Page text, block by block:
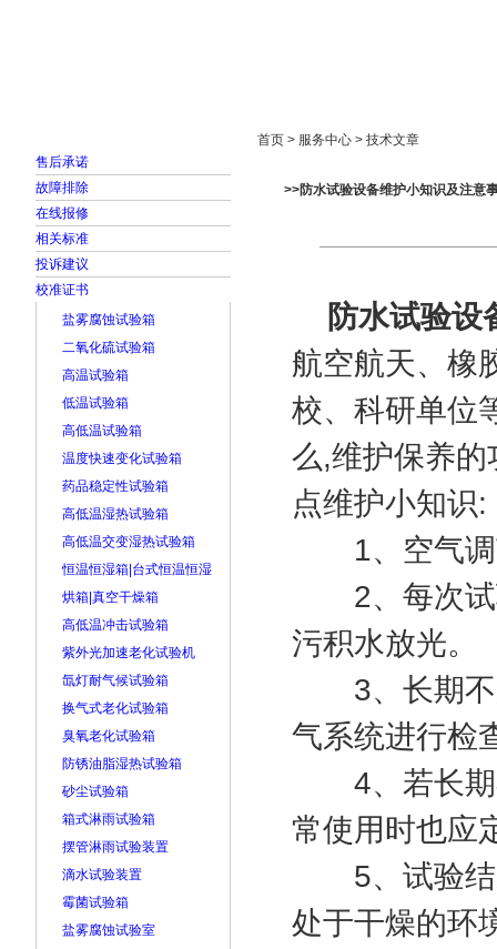
售后承诺
故障排除
在线报修
相关标准
投诉建议
校准证书
盐雾腐蚀试验箱
二氧化硫试验箱
高温试验箱
低温试验箱
高低温试验箱
温度快速变化试验箱
药品稳定性试验箱
高低温湿热试验箱
高低温交变湿热试验箱
恒温恒湿箱|台式恒温恒湿
烘箱|真空干燥箱
高低温冲击试验箱
紫外光加速老化试验机
氙灯耐气候试验箱
换气式老化试验箱
臭氧老化试验箱
防锈油脂湿热试验箱
砂尘试验箱
箱式淋雨试验箱
摆管淋雨试验装置
滴水试验装置
霉菌试验箱
盐雾腐蚀试验室
首页 > 服务中心 > 技术文章
>>防水试验设备维护小知识及注意
防水试验设
航空航天、橡
校、科研单位
么,维护保养
点维护小知识:
1、空气调
2、每次试
污积水放光。
3、长期不
气系统进行检
4、若长期
常使用时也应
5、试验结
处于干燥的环